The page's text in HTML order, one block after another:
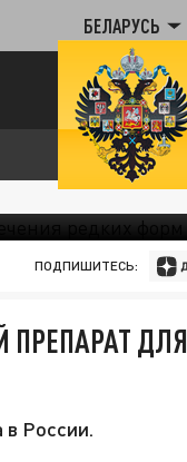
БЕЛАРУСЬ
ПОДПИШИТЕСЬ:
ДЛЯ
в России.